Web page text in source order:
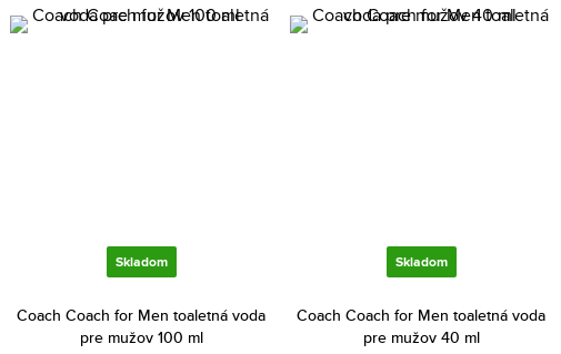
Skladom
Coach Coach for Men toaletná voda
pre mužov 100 ml
Skladom
Coach Coach for Men toaletná voda
pre mužov 40 ml